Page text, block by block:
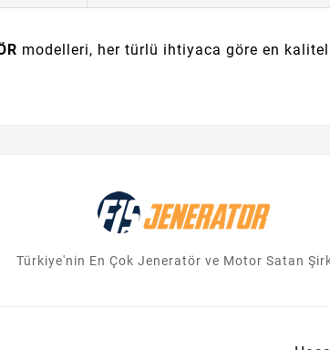
modelleri, her türlü ihtiyaca göre en kaliteli
Türkiye'nin En Çok Jeneratör ve Motor Satan